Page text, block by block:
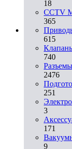
18
CCTV
365
615
740
2476
251
3
171
9